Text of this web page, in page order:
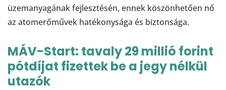
üzemanyagának fejlesztésén, ennek köszönhetően nő
az atomerőművek hatékonysága és biztonsága.
MÁV-Start: tavaly 29 millió forint
pótdíjat fizettek be a jegy nélkül
utazók